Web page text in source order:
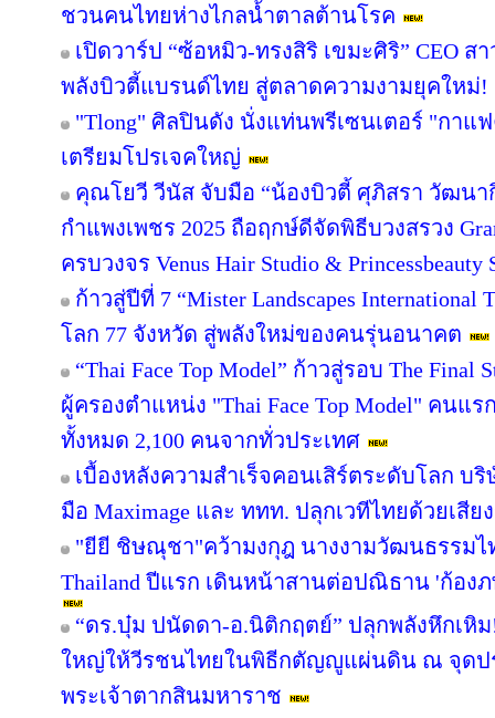
ชวนคนไทยห่างไกลน้ำตาลต้านโรค
เปิดวาร์ป “ซ้อหมิว-ทรงสิริ เขมะศิริ” CEO ส
พลังบิวตี้แบรนด์ไทย สู่ตลาดความงามยุคใหม่!
"Tlong" ศิลปินดัง นั่งแท่นพรีเซนเตอร์ "กา
เตรียมโปรเจคใหญ่
คุณโยวี วีนัส จับมือ “น้องบิวตี้ ศุภิสรา วัฒนา
กำแพงเพชร 2025 ถือฤกษ์ดีจัดพิธีบวงสรวง
ครบวงจร Venus Hair Studio & Princessbeauty
ก้าวสู่ปีที่ 7 “Mister Landscapes
โลก 77 จังหวัด สู่พลังใหม่ของคนรุ่นอนาคต
“Thai Face Top Model” ก้าวสู่รอบ The
ผู้ครองตำแหน่ง "Thai Face Top Model" คนแ
ทั้งหมด 2,100 คนจากทั่วประเทศ
เบื้องหลังความสำเร็จคอนเสิร์ตระดับโลก
มือ Maximage และ ททท. ปลุกเวทีไทยด้วยเสีย
"ยียี ชิษณุชา"คว้ามงกุฎ นางงามวัฒนธรรมไท
Thailand ปีแรก เดินหน้าสานต่อปณิธาน 'ก้อง
“ดร.บุ๋ม ปนัดดา-อ.นิติกฤตย์” ปลุกพลังหึกเ
ใหญ่ให้วีรชนไทยในพิธีกตัญญูแผ่นดิน ณ จุดป
พระเจ้าตากสินมหาราช